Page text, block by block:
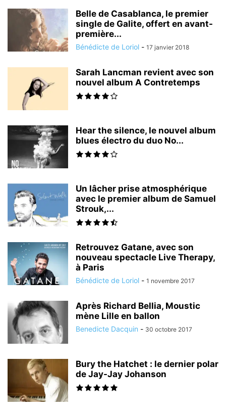
Belle de Casablanca, le premier
single de Galite, offert en avant-
première...
Bénédicte de Loriol - 17 janvier 2018
Sarah Lancman revient avec son
nouvel album A Contretemps
Hear the silence, le nouvel album
blues électro du duo No...
Un lâcher prise atmosphérique
avec le premier album de Samuel
Strouk,...
Retrouvez Gatane, avec son
nouveau spectacle Live Therapy,
à Paris
Bénédicte de Loriol - 1 novembre 2017
Après Richard Bellia, Moustic
mène Lille en ballon
Benedicte Dacquin - 30 octobre 2017
Bury the Hatchet : le dernier polar
de Jay-Jay Johanson